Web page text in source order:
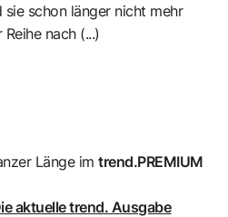
schon länger nicht mehr
nach (...)
Länge imtrend.PREMIUM
aktuelle trend. Ausgabe